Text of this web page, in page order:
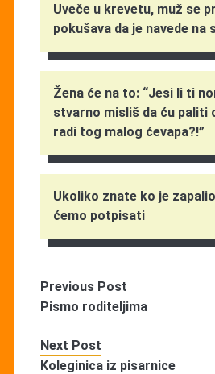
Uveče u krevetu, muž se
pokušava da je navede na
Žena će na to: “Jesi li ti
stvarno misliš da ću paliti
radi tog malog ćevapa?!”
Ukoliko znate ko je
ćemo potpisati
Previous Post
Pismo roditeljima
Next Post
Koleginica iz pisarnice